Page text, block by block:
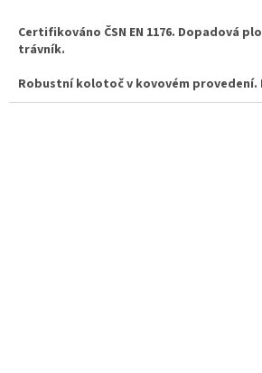
Certifikováno ČSN EN 1176. Dopadová
trávník.
Robustní kolotoč v kovovém provedení.